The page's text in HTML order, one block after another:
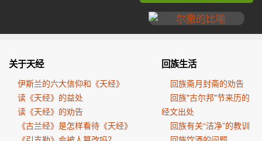
关于天经
伊斯兰的六大信仰和《天经》
读《天经》的益处
读《天经》的劝告
《古兰经》是怎样看待《天经》
回族生活
回族斋月封斋的劝告
回族"古尔邦"节来历的
经文出处
回族有关“洁净”的教训